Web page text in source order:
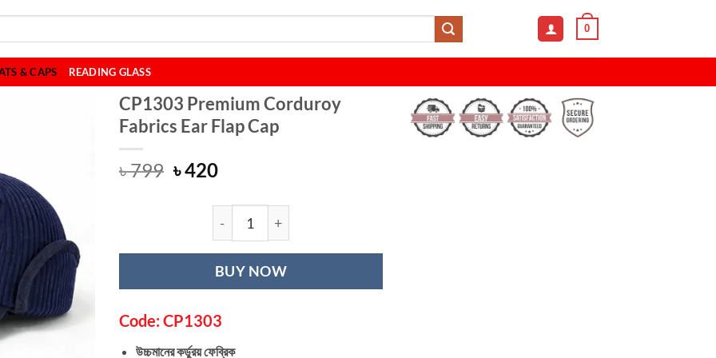
0
& CAPS READING GLASS
CP1303 Premium Corduroy
Fabrics Ear Flap Cap
৳799 Original
৳ 799.
৳420Current
is:
৳ 420.CP1303 Premium Corduroy Fabrics Ear Flap Cap quantity
BUY NOW
Code: CP1303
উচ্চমানের কর্ডুরয় ফেব্রিক